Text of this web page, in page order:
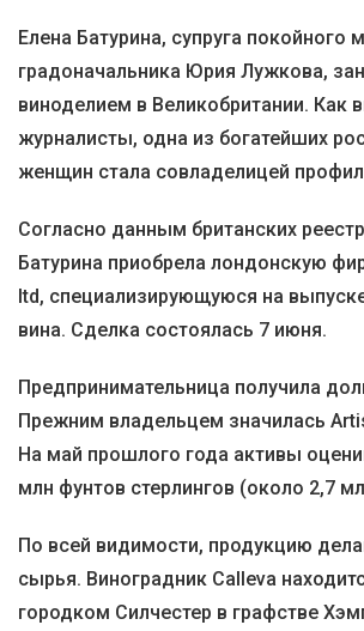
Елена Батурина, супруга покойного
градоначальника Юрия Лужкова,
виноделием в Великобритании. Как
журналисты, одна из богатейших
женщин стала совладелицей
Согласно данным британских
Батурина приобрела лондонскую
ltd, специализирующуюся на
вина. Сделка состоялась 7 июня.
Предпринимательница получила
Прежним владельцем значилась
На май прошлого года активы
млн фунтов стерлингов (около 2,7
По всей видимости, продукцию
сырья. Виноградник Calleva
городком Силчестер в графстве